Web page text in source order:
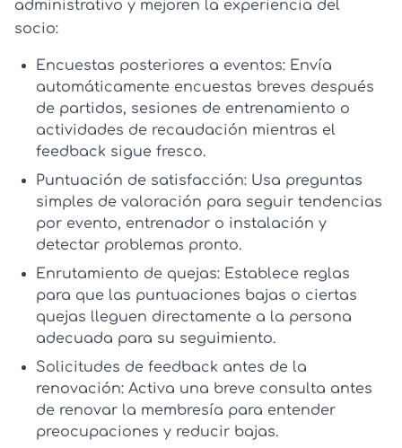
administrativo y mejoren la experiencia del
socio:
Encuestas posteriores a eventos: Envía
automáticamente encuestas breves después
de partidos, sesiones de entrenamiento o
actividades de recaudación mientras el
feedback sigue fresco.
Puntuación de satisfacción: Usa preguntas
simples de valoración para seguir tendencias
por evento, entrenador o instalación y
detectar problemas pronto.
Enrutamiento de quejas: Establece reglas
para que las puntuaciones bajas o ciertas
quejas lleguen directamente a la persona
adecuada para su seguimiento.
Solicitudes de feedback antes de la
renovación: Activa una breve consulta antes
de renovar la membresía para entender
preocupaciones y reducir bajas.